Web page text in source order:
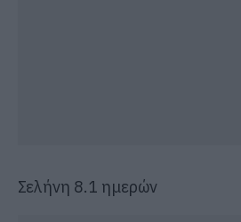
Σελήνη 8.1 ημερών